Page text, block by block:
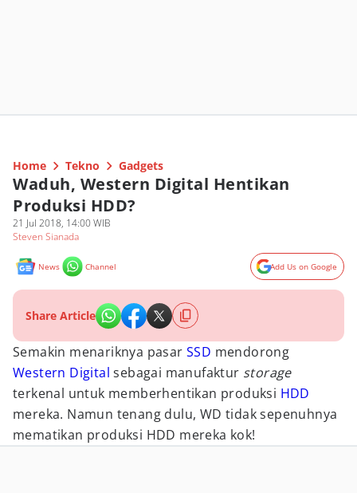
Home Tekno Gadgets
Waduh, Western Digital Hentikan
Produksi HDD?
21 Jul 2018, 14:00 WIB
Steven Sianada
News Channel Add Us on Google
Share Article
Semakin menariknya pasar SSD mendorong
Western Digital sebagai manufaktur storage
terkenal untuk memberhentikan produksi HDD
mereka. Namun tenang dulu, WD tidak sepenuhnya
mematikan produksi HDD mereka kok!